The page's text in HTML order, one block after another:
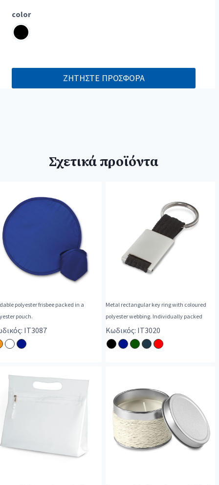
color
ΖΗΤΗΣΤΕ ΠΡΟΣΦΟΡΑ
Σχετικά προϊόντα
polyester frisbee packed in a
pouch.
IT3087
Metal rectangular key ring with coloured
polyester webbing. Individually packed
Κωδικός: IT3020